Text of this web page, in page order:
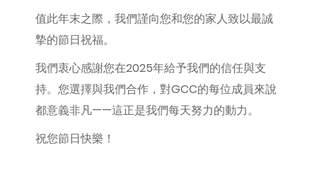
值此年末之際，我們謹向您和您的家人致以最誠
摯的節日祝福。
我們衷心感謝您在2025年給予我們的信任與支
持。您選擇與我們合作，對GCC的每位成員來說
都意義非凡——這正是我們每天努力的動力。
祝您節日快樂！